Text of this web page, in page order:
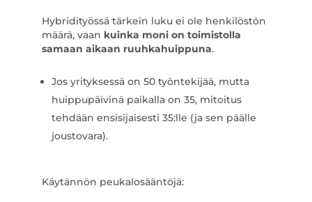
Hybridityössä tärkein luku ei ole henkilöstön
määrä, vaan kuinka moni on toimistolla
samaan aikaan ruuhkahuippuna.
Jos yrityksessä on 50 työntekijää, mutta
huippupäivinä paikalla on 35, mitoitus
tehdään ensisijaisesti 35:lle (ja sen päälle
joustovara).
Käytännön peukalosääntöjä: